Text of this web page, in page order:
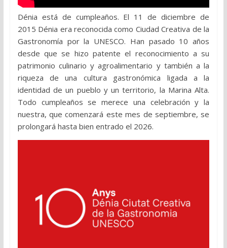
Dénia está de cumpleaños. El 11 de diciembre de
2015 Dénia era reconocida como Ciudad Creativa de la
Gastronomía por la UNESCO. Han pasado 10 años
desde que se hizo patente el reconocimiento a su
patrimonio culinario y agroalimentario y también a la
riqueza de una cultura gastronómica ligada a la
identidad de un pueblo y un territorio, la Marina Alta.
Todo cumpleaños se merece una celebración y la
nuestra, que comenzará este mes de septiembre, se
prolongará hasta bien entrado el 2026.